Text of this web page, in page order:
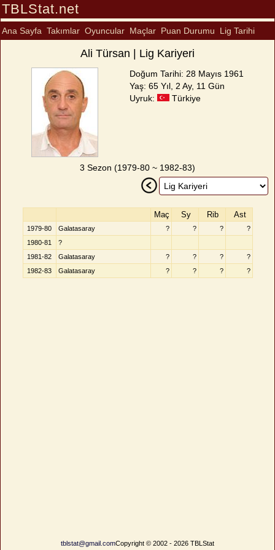
TBLStat.net
Ana Sayfa Takımlar Oyuncular Maçlar Puan Durumu Lig Tarihi
Ali Türsan | Lig Kariyeri
Doğum Tarihi: 28 Mayıs 1961
Yaş: 65 Yıl, 2 Ay, 11 Gün
Uyruk:
Türkiye
3 Sezon (1979-80 ~ 1982-83)
Maç Sy Rib Ast
1979-80 Galatasaray ? ? ?
?
1980-81
?
1981-82
Galatasaray ? ? ?
?
1982-83
Galatasaray ? ? ? ?
tblstat@gmail.comCopyright © 2002 - 2026 TBLStat